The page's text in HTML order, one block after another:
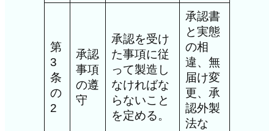
第
3
条
の
2
承認
事項
の遵
守
承認を受け
た事項に従
って製造し
なければな
らないこと
を定める。
承認書
と実態
の相
違、無
届け変
更、承
認外製
法な